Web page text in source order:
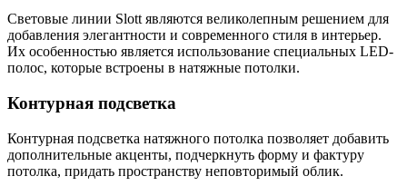
Световые линии Slott являются великолепным решением для
добавления элегантности и современного стиля в интерьер.
Их особенностью является использование специальных LED-
полос, которые встроены в натяжные потолки.
Контурная подсветка
Контурная подсветка натяжного потолка позволяет добавить
дополнительные акценты, подчеркнуть форму и фактуру
потолка, придать пространству неповторимый облик.